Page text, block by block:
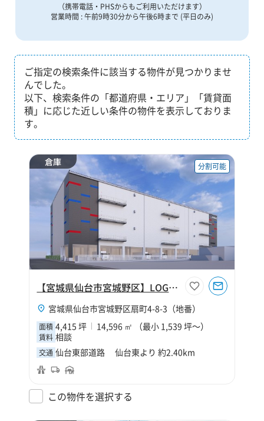
（携帯電話・PHSからもご利用いただけます）
営業時間 : 午前9時30分から午後6時まで (平日のみ)
ご指定の検索条件に該当する物件が見つかりませ
んでした。
以下、検索条件の「都道府県・エリア」「賃貸面
積」に応じた近しい条件の物件を表示しておりま
す。
倉庫 分割可能
【宮城県仙台市宮城野区】LOGIBASE仙台Ⅱ
宮城県仙台市宮城野区扇町4-8-3（地番）
面積 4,415 坪 14,596 ㎡ （最小 1,539 坪～）
賃料 相談
交通 仙台東部道路 仙台東より 約2.40km
この物件を選択する